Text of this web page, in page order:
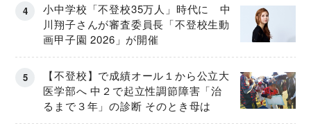
小中学校「不登校35万人」時代に 中
川翔子さんが審査委員長「不登校生動
画甲子園 2026」が開催
【不登校】で成績オール１から公立大
医学部へ 中２で起立性調節障害「治
るまで３年」の診断 そのとき母は